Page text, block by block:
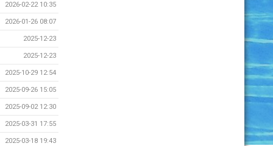
2026-02-22 10:35
2026-01-26 08:07
2025-12-23
2025-12-23
2025-10-29 12:54
2025-09-26 15:05
2025-09-02 12:30
2025-03-31 17:55
2025-03-18 19:43